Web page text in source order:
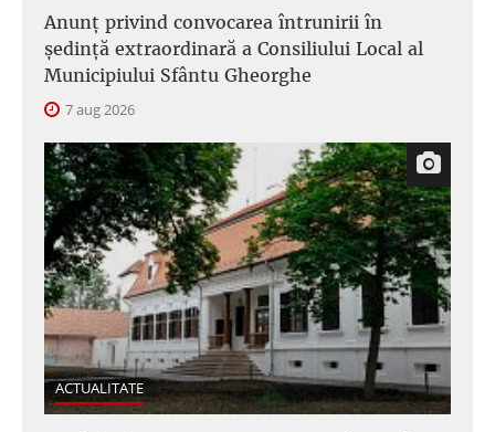
Anunţ privind convocarea întrunirii în
şedinţă extraordinară a Consiliului Local al
Municipiului Sfântu Gheorghe
7 aug 2026
ACTUALITATE